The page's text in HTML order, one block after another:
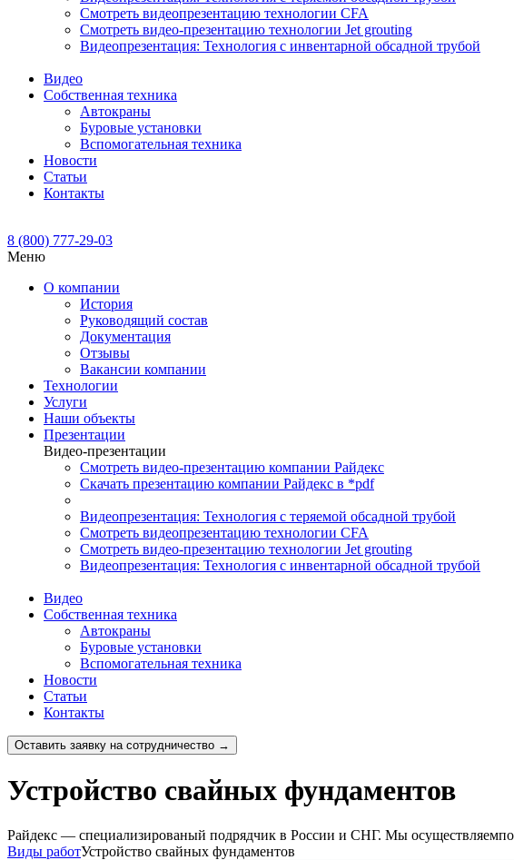
Смотреть видеопрезентацию технологии CFA
Смотреть видео-презентацию технологии Jet grouting
Видеопрезентация: Технология с инвентарной обсадной трубой
Видео
Собственная техника
Автокраны
Буровые установки
Вспомогательная техника
Новости
Статьи
Контакты
8 (800) 777-29-03
Меню
О компании
История
Руководящий состав
Документация
Отзывы
Вакансии компании
Технологии
Услуги
Наши объекты
Презентации
Видео-презентации
Смотреть видео-презентацию компании Райдекс
Скачать презентацию компании Райдекс в *pdf
Видеопрезентация: Технология с теряемой обсадной трубой
Смотреть видеопрезентацию технологии CFA
Смотреть видео-презентацию технологии Jet grouting
Видеопрезентация: Технология с инвентарной обсадной трубой
Видео
Собственная техника
Автокраны
Буровые установки
Вспомогательная техника
Новости
Статьи
Контакты
Оставить заявку на сотрудничество →
Устройство свайных фундаментов
Райдекс — специализированый подрядчик в России и СНГ. Мы
Виды работУстройство свайных фундаментов